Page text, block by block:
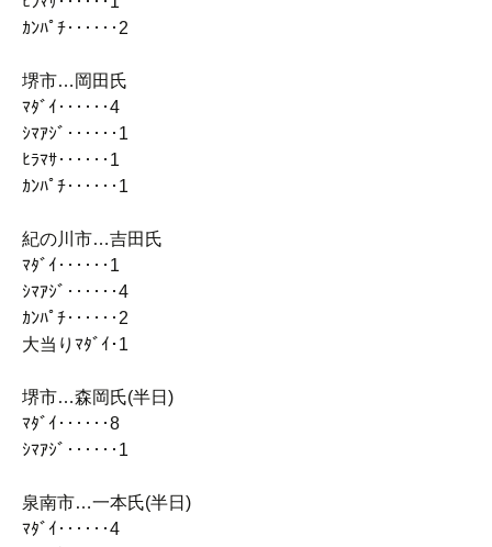
ｶﾝﾊﾟﾁ‥‥‥2
堺市…岡田氏
ﾏﾀﾞｲ‥‥‥4
ｼﾏｱｼﾞ‥‥‥1
ﾋﾗﾏｻ‥‥‥1
ｶﾝﾊﾟﾁ‥‥‥1
紀の川市…吉田氏
ﾏﾀﾞｲ‥‥‥1
ｼﾏｱｼﾞ‥‥‥4
ｶﾝﾊﾟﾁ‥‥‥2
大当りﾏﾀﾞｲ･1
堺市…森岡氏(半日)
ﾏﾀﾞｲ‥‥‥8
ｼﾏｱｼﾞ‥‥‥1
泉南市…一本氏(半日)
ﾏﾀﾞｲ‥‥‥4